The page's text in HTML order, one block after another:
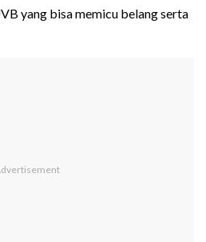
yang bisa memicu belang serta